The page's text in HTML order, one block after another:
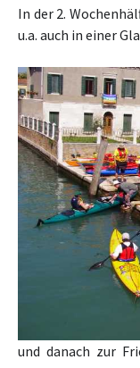
In der 2.
u.a. auch in einer
und danach zur